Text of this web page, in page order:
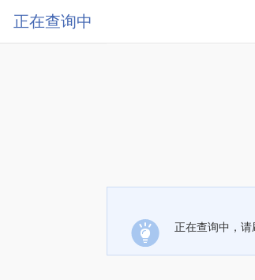
正在查询中
正在查询中，请